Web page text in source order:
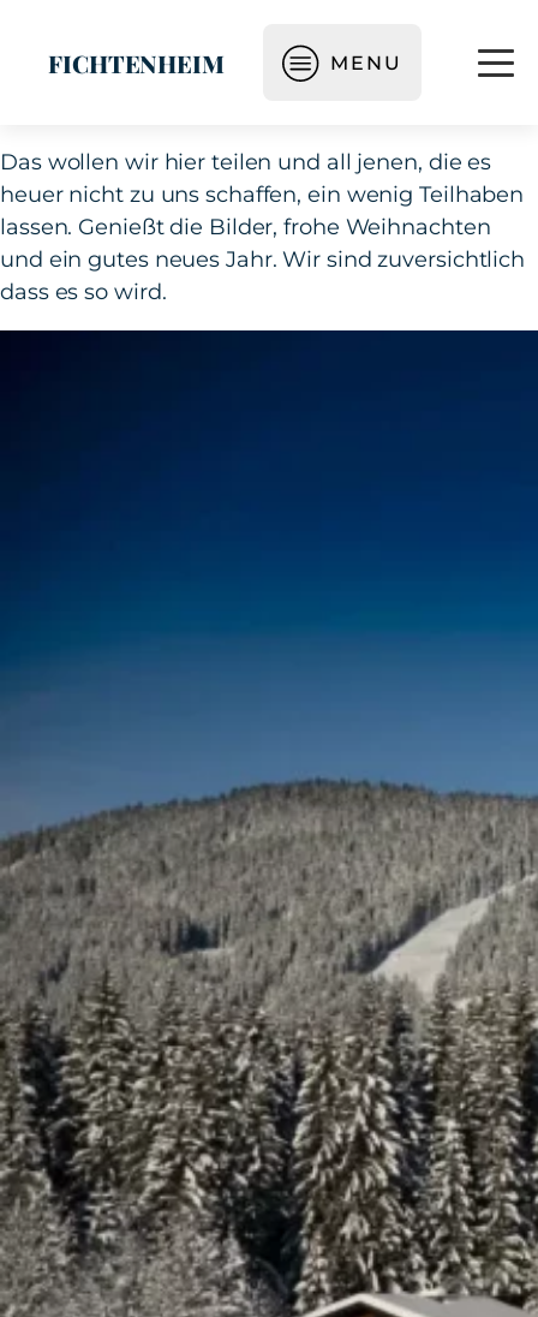
FICHTENHEIM MENU
Das wollen wir hier teilen und all jenen, die es
heuer nicht zu uns schaffen, ein wenig Teilhaben
lassen. Genießt die Bilder, frohe Weihnachten
und ein gutes neues Jahr. Wir sind zuversichtlich
dass es so wird.